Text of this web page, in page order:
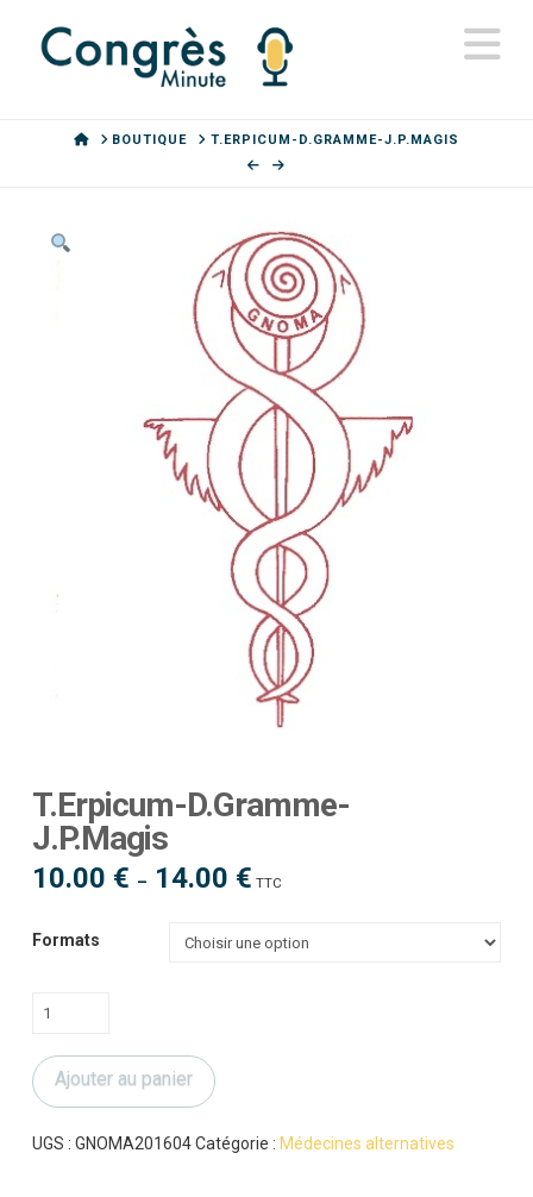
HOMEBOUTIQUE T.ERPICUM-D.GRAMME-J.P.MAGIS
T.Erpicum-D.Gramme-
J.P.Magis
10.00 € – 14.00 €Plage
de
à
14.00 €
TTC
Formats
quantité
T.Erpicum-
D.Gramme-
J.P.Magis
Ajouter au panier
UGS : GNOMA201604Catégorie : Médecines alternatives